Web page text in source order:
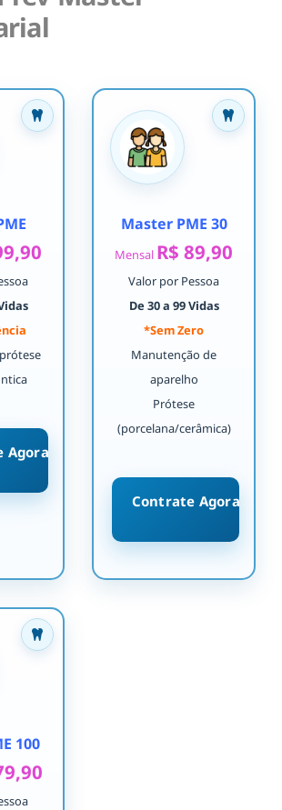
Agora
Master PME 30
Mensal R$ 89,90
Valor por Pessoa
De 30 a 99 Vidas
*Sem Zero
Manutenção de
aparelho
Prótese
(porcelana/cerâmica)
Contrate Agora
100